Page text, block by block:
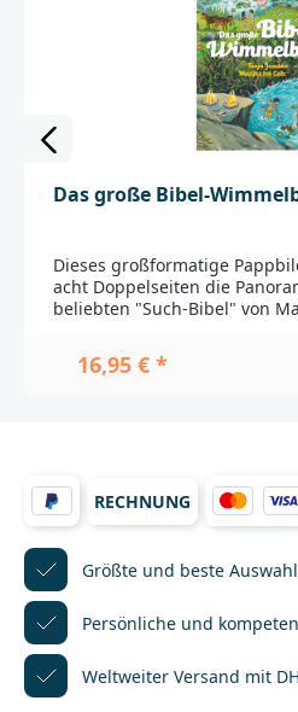
Das große Bibel-
Dieses großformatige
acht Doppelseiten die
beliebten "Such-Bibel" von
können in den Panoramen
gefunden werden. Dazu gibt
vermittelt.Die "Wimmel-Bibel"
ab zwei Jahren geeignet. Für
ist die "Such-Bibel" von
geeignet. Sie zeigt nicht nur
Panoramabilder, sondern
gezeigten Figuren und
weiteren Doppelseite.In
folgenden biblischen
Eva, Jakob, Josef, Mose,
___________Bei Fragen zur
16,95 € *
RECHNUNG
Größte und beste Auswahl
Persönliche und
Weltweiter Versand mit